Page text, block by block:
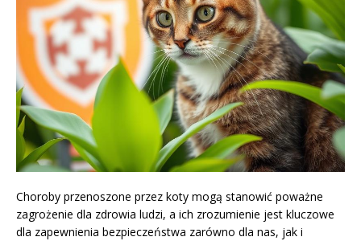
Choroby przenoszone przez koty mogą stanowić poważne
zagrożenie dla zdrowia ludzi, a ich zrozumienie jest kluczowe
dla zapewnienia bezpieczeństwa zarówno dla nas, jak i